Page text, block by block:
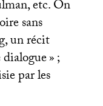
etc. On
sans
un récit
»;
par les